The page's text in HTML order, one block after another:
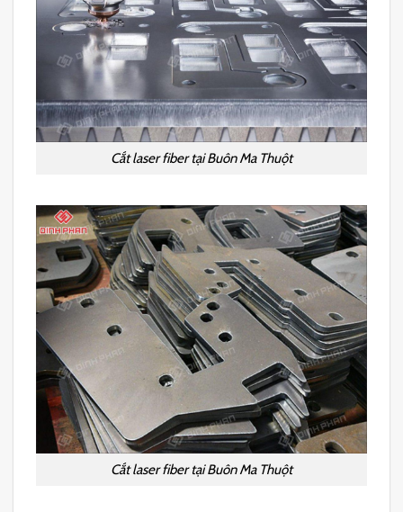
Cắt laser fiber tại Buôn Ma Thuột
Cắt laser fiber tại Buôn Ma Thuột